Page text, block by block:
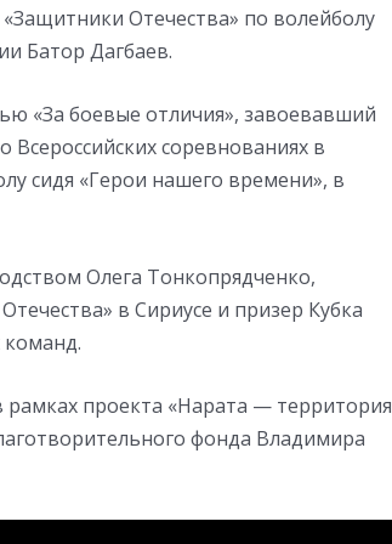
Отечества» по волейболу
Батор Дагбаев.
«За боевые отличия», завоевавший
Всероссийских соревнованиях в
сидя «Герои нашего времени», в
Олега Тонкопрядченко,
в Сириусе и призер Кубка
команд.
рамках проекта «Нарата — территория
фонда Владимира